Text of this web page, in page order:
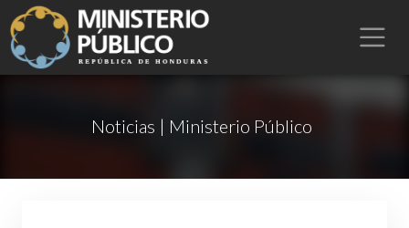
Noticias | Ministerio Público